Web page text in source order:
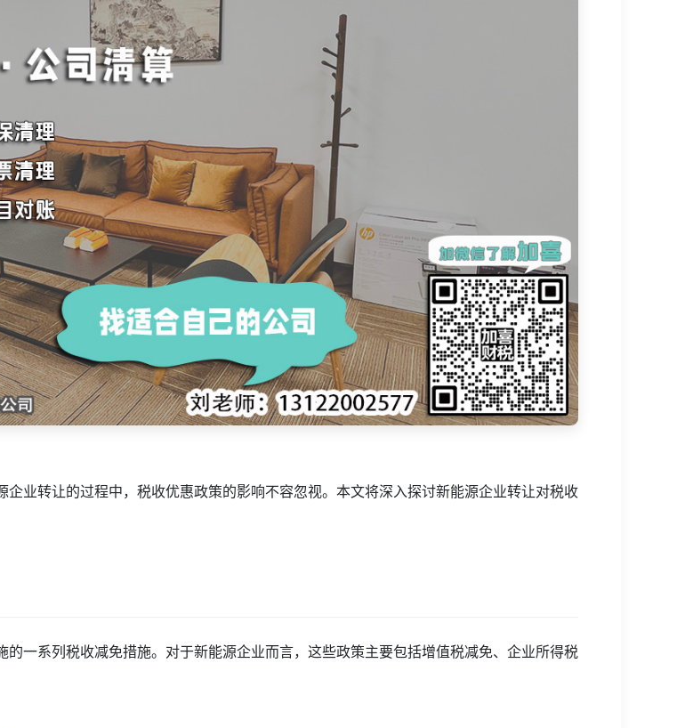
业转让的过程中，税收优惠政策的影响不容忽视。本文将深入探讨新能源企业转让对税收
一系列税收减免措施。对于新能源企业而言，这些政策主要包括增值税减免、企业所得税